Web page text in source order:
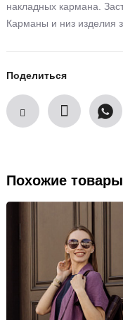
накладных кармана.
Карманы и низ изделия
Поделиться
Похожие товары